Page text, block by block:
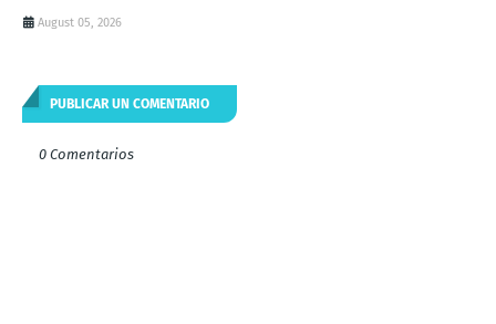
August 05, 2026
PUBLICAR UN COMENTARIO
0 Comentarios